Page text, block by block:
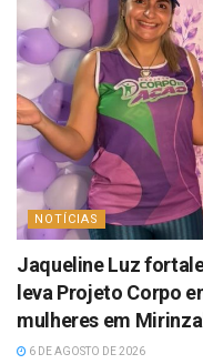
NOTÍCIAS
Jaqueline Luz
leva Projeto Corpo
mulheres em
6 DE AGOSTO DE 2026